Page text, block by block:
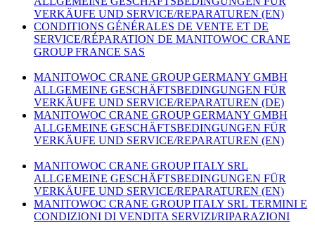
VERKÄUFE UND SERVICE/REPARATUREN (EN)
CONDITIONS GÉNÉRALES DE VENTE ET DE
SERVICE/RÉPARATION DE MANITOWOC CRANE
GROUP FRANCE SAS
MANITOWOC CRANE GROUP GERMANY GMBH
ALLGEMEINE GESCHÄFTSBEDINGUNGEN FÜR
VERKÄUFE UND SERVICE/REPARATUREN (DE)
MANITOWOC CRANE GROUP GERMANY GMBH
ALLGEMEINE GESCHÄFTSBEDINGUNGEN FÜR
VERKÄUFE UND SERVICE/REPARATUREN (EN)
MANITOWOC CRANE GROUP ITALY SRL
ALLGEMEINE GESCHÄFTSBEDINGUNGEN FÜR
VERKÄUFE UND SERVICE/REPARATUREN (EN)
MANITOWOC CRANE GROUP ITALY SRL TERMINI E
CONDIZIONI DI VENDITA SERVIZI/RIPARAZIONI